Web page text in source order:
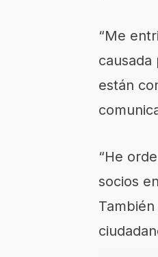
“Me
están
“He
socios